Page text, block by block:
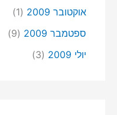
אוקטובר 2009
(1)
ספטמבר 2009
(9)
יולי 2009
(3)